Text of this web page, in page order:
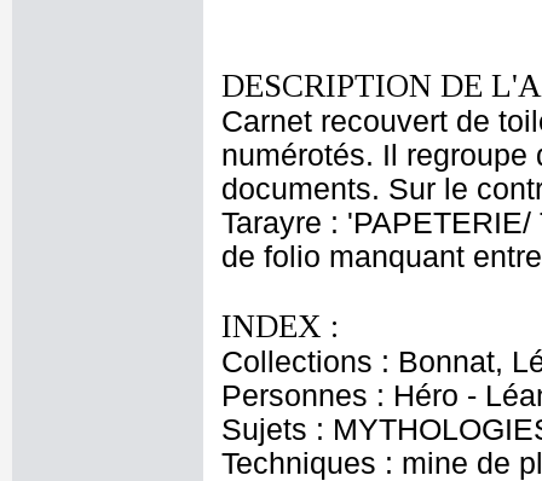
DESCRIPTION DE
Carnet recouvert de
numérotés. Il
documents. Sur le
Tarayre :
de folio manquant
INDEX :
Collections : Bonnat,
Personnes : Héro -
Sujets :
Techniques : mine de